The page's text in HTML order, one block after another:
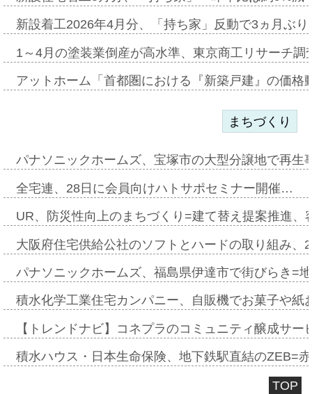
新設着工2026年4月分、「持ち家」反動で3ヵ月ぶ
1～4月の塗装業倒産が高水準、東京商工リサーチ
アットホーム「首都圏における『新築戸建』の価
まちづくり
パナソニックホームズ、宝塚市の大型分譲地で再
全宅連、28日に会員向けハトサポセミナー開催…
UR、防災性向上のまちづくり=建て替え提案推進
大阪府住宅供給公社のソフトとハードの取り組み
パナソニックホームズ、福島県伊達市で街びらき=
積水化学工業住宅カンパニー、自販機でお菓子や
【トレンドナビ】コネプラのコミュニティ醸成サ
積水ハウス・日本生命保険、地下鉄駅直結のZEB=
TOP